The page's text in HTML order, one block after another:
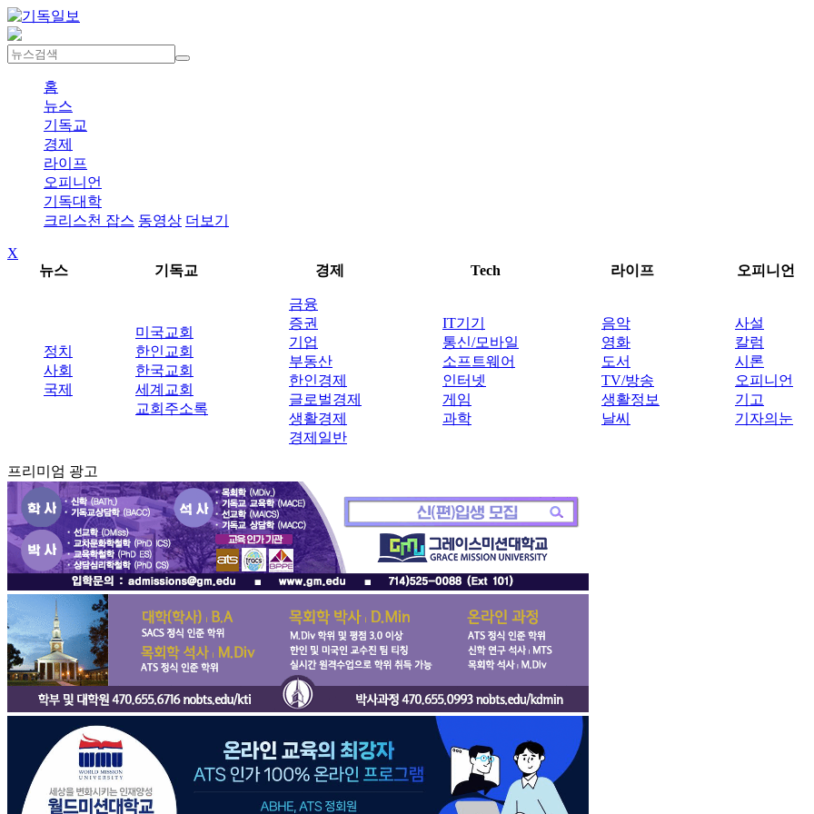
홈
뉴스
기독교
경제
라이프
오피니언
기독대학
크리스천 잡스 동영상 더보기
X
뉴스
기독교 경제 Tech 라이프 오피니언
정치
사회
국제
미국교회
한인교회
한국교회
세계교회
교회주소록
금융
증권
기업
부동산
한인경제
글로벌경제
생활경제
경제일반
IT기기
통신/모바일
소프트웨어
인터넷
게임
과학
음악
영화
도서
TV/방송
생활정보
날씨
사설
칼럼
시론
오피니언
기고
기자의눈
프리미엄 광고